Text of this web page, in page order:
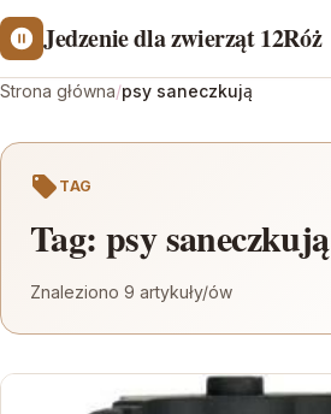
Jedzenie dla zwierząt 12Róż
Strona główna/psy saneczkują
TAG
Tag: psy saneczkują
Znaleziono 9 artykuły/ów